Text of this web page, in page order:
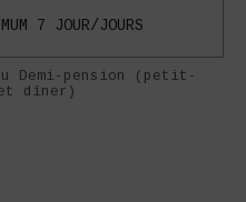
7 JOUR/JOURS
Demi-pension (petit-
dîner)